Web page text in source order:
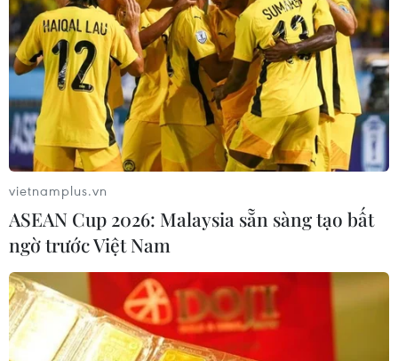
vietnamplus.vn
ASEAN Cup 2026: Malaysia sẵn sàng tạo bất
ngờ trước Việt Nam